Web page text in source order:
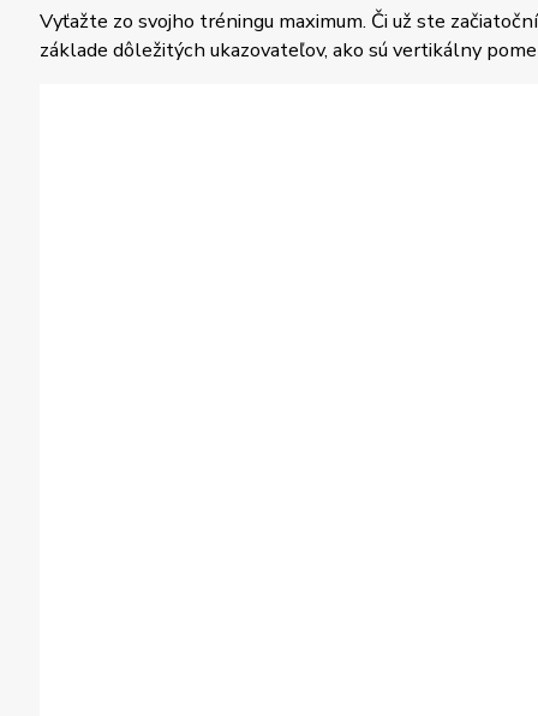
Vyťažte zo svojho tréningu maximum. Či už ste
základe dôležitých ukazovateľov, ako sú vertikálny